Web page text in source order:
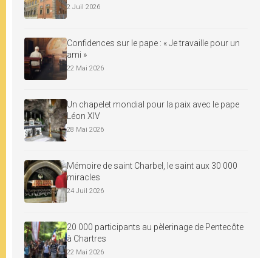
2 Juil 2026
Confidences sur le pape : « Je travaille pour un
ami »
22 Mai 2026
Un chapelet mondial pour la paix avec le pape
Léon XIV
28 Mai 2026
Mémoire de saint Charbel, le saint aux 30 000
miracles
24 Juil 2026
20 000 participants au pèlerinage de Pentecôte
à Chartres
22 Mai 2026